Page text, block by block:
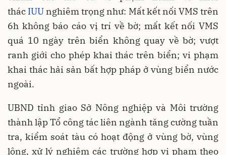
thác IUU nghiêm trọng như: Mất kết nối VMS trên
6h không báo cáo vị trí về bờ; mất kết nối VMS
quá 10 ngày trên biển không quay về bờ; vượt
ranh giới cho phép khai thác trên biển; vi phạm
khai thác hải sản bất hợp pháp ở vùng biển nước
ngoài.
UBND tỉnh giao Sở Nông nghiệp và Môi trường
thành lập Tổ công tác liên ngành tăng cường tuần
tra, kiểm soát tàu có hoạt động ở vùng bờ, vùng
lộng, xử lý nghiêm các trường hợp vi phạm theo